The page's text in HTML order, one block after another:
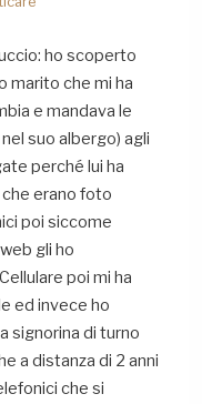
ho scoperto
marito che mi ha
e mandava le
suo albergo) agli
perché lui ha
erano foto
poi siccome
gli ho
poi mi ha
ed invece ho
signorina di turno
a distanza di 2 anni
che si